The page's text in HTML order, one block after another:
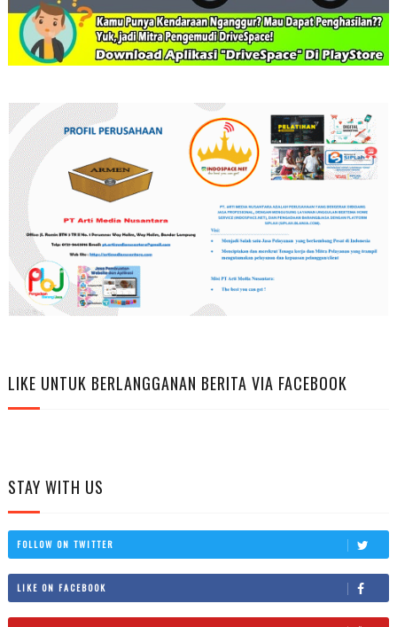
LIKE UNTUK BERLANGGANAN BERITA VIA FACEBOOK
STAY WITH US
FOLLOW ON TWITTER
LIKE ON FACEBOOK